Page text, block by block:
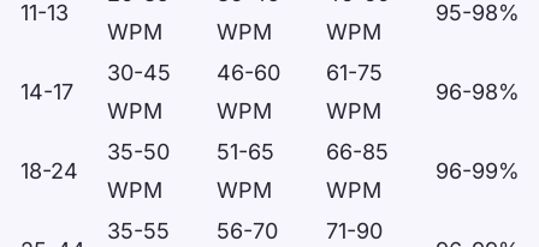
11-13
WPM
WPM
WPM
95-98%
14-17
30-45
WPM
46-60
WPM
61-75
WPM
96-98%
18-24
35-50
WPM
51-65
WPM
66-85
WPM
96-99%
35-55 56-70 71-90